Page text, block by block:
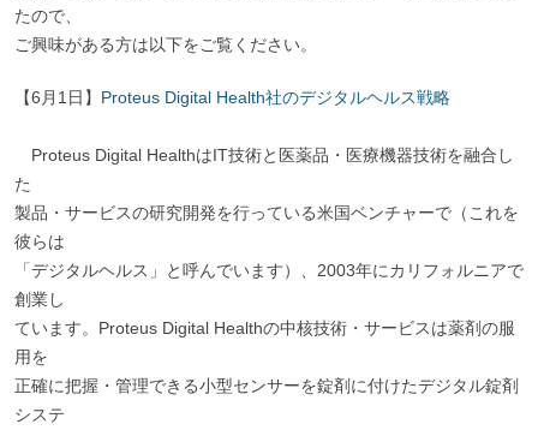
たので、
ご興味がある方は以下をご覧ください。
【6月1日】 Proteus Digital Health社のデジタルヘルス戦略
Proteus Digital HealthはIT技術と医薬品・医療機器技術を融合し
た
製品・サービスの研究開発を行っている米国ベンチャーで（これを
彼らは
「デジタルヘルス」と呼んでいます）、2003年にカリフォルニアで
創業し
ています。Proteus Digital Healthの中核技術・サービスは薬剤の服
用を
正確に把握・管理できる小型センサーを錠剤に付けたデジタル錠剤
システ